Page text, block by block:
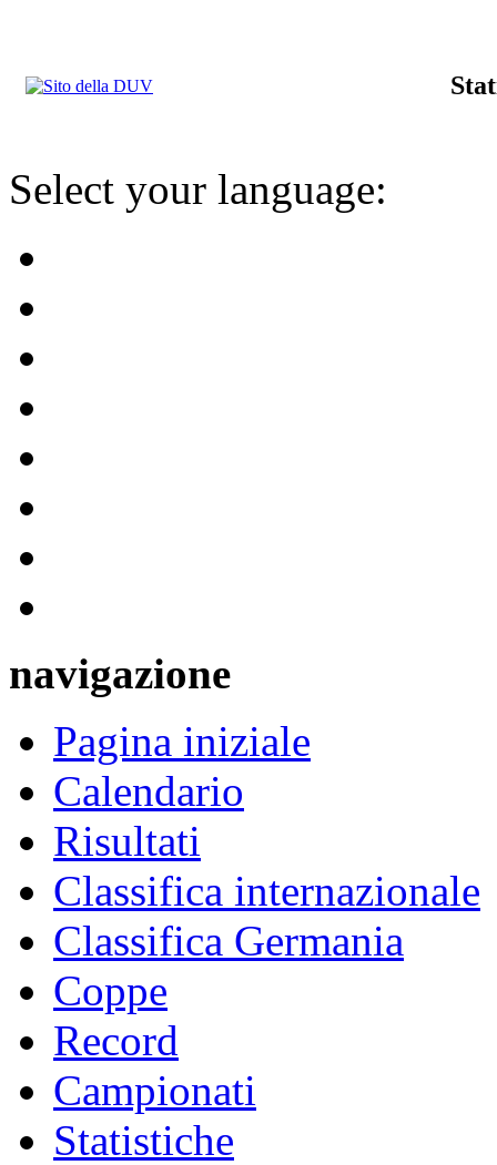
Select your language:
navigazione
Pagina iniziale
Calendario
Risultati
Classifica internazionale
Classifica Germania
Coppe
Record
Campionati
Statistiche